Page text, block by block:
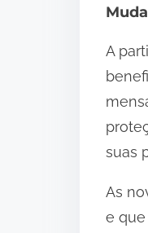
A
suas
As
e que